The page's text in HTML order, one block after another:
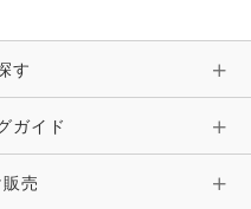
す
ガイド
売